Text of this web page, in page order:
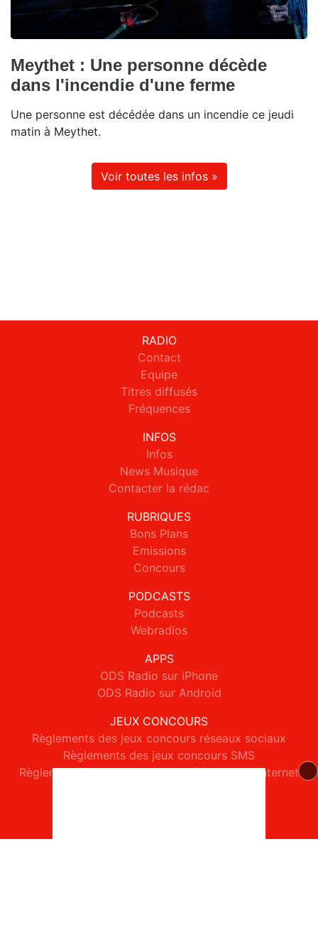
Meythet : Une personne décède
dans l'incendie d'une ferme
Une personne est décédée dans un incendie ce jeudi
matin à Meythet.
Voir toutes les infos »
RADIO
Contact
Equipe
Titres diffusés
Fréquences
INFOS
Infos
News Musique
Contacter la rédac
RUBRIQUES
Bons Plans
Emissions
Concours
PODCASTS
Podcasts
Webradios
APPS
ODS Radio sur iPhone
ODS Radio sur Android
JEUX CONCOURS
Règlements des jeux concours réseaux sociaux
Règlements des jeux concours SMS
Règlements des jeux concours téléphone et internet